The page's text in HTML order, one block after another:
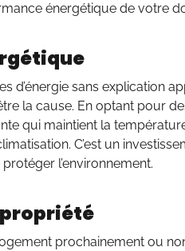
énergétique de votre
sans explication
la cause. En optant pour
qui maintient la
C’est un
l’environnement.
prochainement ou